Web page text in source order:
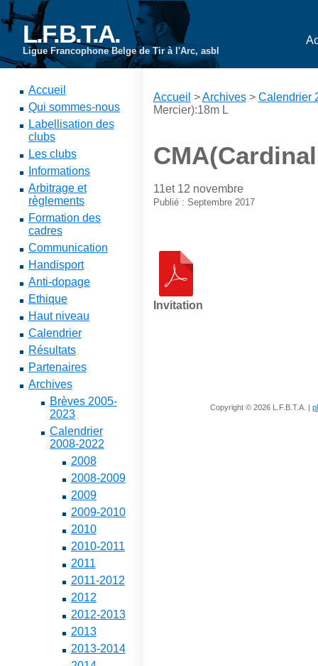
L.F.B.T.A.
Ligue Francophone Belge de Tir à l'Arc, asbl
Accueil
Qui sommes-nous
Labellisation des
clubs
Les clubs
Informations
Arbitrage et
règlements
Formation des
cadres
Communication
Handisport
Anti-dopage
Ethique
Haut niveau
Calendrier
Résultats
Partenaires
Archives
Brèves 2005-
2023
Calendrier
2008-2022
2008
2008-2009
2009
2009-2010
2010
2010-2011
2011
2011-2012
2012
2012-2013
2013
2013-2014
Accueil >Archives> Calendrier
Mercier):18m L
11et 12 novembre
Publié : Septembre 2017
Invitation
Copyright © 2026 L.F.B.T.A. |